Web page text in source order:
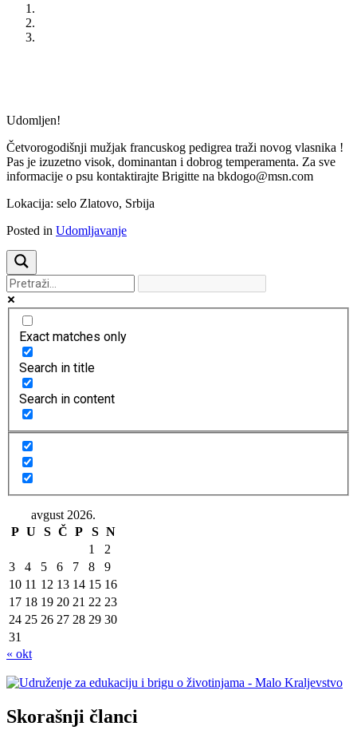
Udomljen!
Četvorogodišnji mužjak francuskog pedigrea traži novog vlasnika !
Pas je izuzetno visok, dominantan i dobrog temperamenta. Za sve
informacije o psu kontaktirajte Brigitte na bkdogo@msn.com
Lokacija: selo Zlatovo, Srbija
Posted in Udomljavanje
Exact matches only
Search in title
Search in content
avgust 2026.
P U S Č P S N
1
2
3
4 5 6 7 8
9
10 11 12 13 14 15 16
17 18 19 20 21 22 23
24 25 26 27 28 29 30
31
« okt
Skorašnji članci